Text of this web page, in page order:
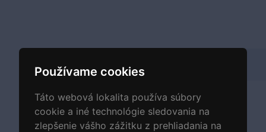
Používame cookies
Táto webová lokalita používa súbory
cookie a iné technológie sledovania na
zlepšenie vášho zážitku z prehliadania na
Hmotnosť